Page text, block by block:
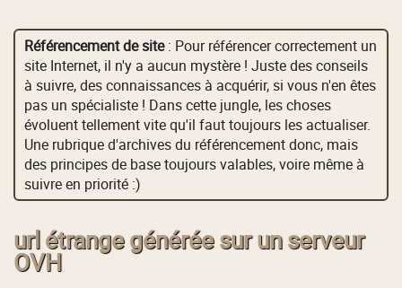
Référencement de site: Pour référencer correctement un
site Internet, il n'y a aucun mystère ! Juste des conseils
à suivre, des connaissances à acquérir, si vous n'en êtes
pas un spécialiste ! Dans cette jungle, les choses
évoluent tellement vite qu'il faut toujours les actualiser.
Une rubrique d'archives du référencement donc, mais
des principes de base toujours valables, voire même à
suivre en priorité :)
url étrange générée sur un serveur
OVH